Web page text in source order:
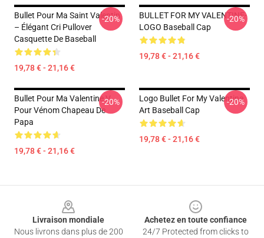
Bullet Pour Ma Saint Valentin
– Élégant Cri Pullover
Casquette De Baseball
19,78 € - 21,16 €
-20%
BULLET FOR MY VALENTINE-
LOGO Baseball Cap
19,78 € - 21,16 €
-20%
Bullet Pour Ma Valentine V
Pour Vénom Chapeau De
Papa
19,78 € - 21,16 €
-20%
Logo Bullet For My Valentine
Art Baseball Cap
19,78 € - 21,16 €
-20%
Livraison mondiale
Nous livrons dans plus de 200
Achetez en toute confiance
24/7 Protected from clicks to